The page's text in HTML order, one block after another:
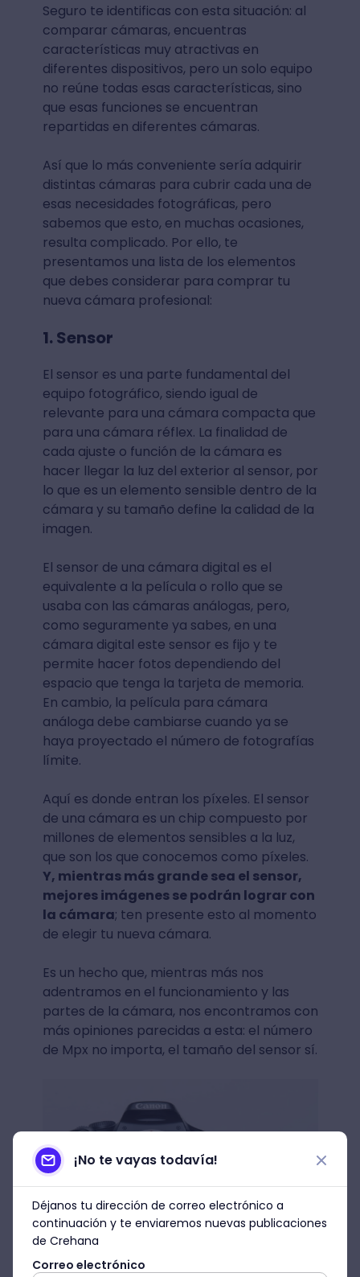
Seguro te identificas con esta situación: al
comparar cámaras, encuentras
características muy atractivas en
diferentes dispositivos, pero un solo equipo
no reúne todas esas características, sino
que esas funciones se encuentran
repartidas en diferentes cámaras.
Así que lo más conveniente sería adquirir
distintas cámaras para cubrir cada una de
esas necesidades fotográficas, pero
sabemos que esto, en muchas ocasiones,
resulta complicado. Por ello, te
presentamos una lista de los elementos
que debes considerar para comprar tu
nueva cámara profesional:
1. Sensor
El sensor es una parte fundamental del
equipo fotográfico, siendo igual de
relevante para una cámara compacta que
para una cámara réflex. La finalidad de
cada ajuste o función de la cámara es
hacer llegar la luz del exterior al sensor, por
lo que es un elemento sensible dentro de la
cámara y su tamaño define la calidad de la
imagen.
El sensor de una cámara digital es el
equivalente a la película o rollo que se
usaba con las cámaras análogas, pero,
como seguramente ya sabes, en una
cámara digital este sensor es fijo y te
permite hacer fotos dependiendo del
espacio que tenga la tarjeta de memoria.
En cambio, la película para cámara
análoga debe cambiarse cuando ya se
haya proyectado el número de fotografías
límite.
Aquí es donde entran los píxeles. El sensor
de una cámara es un chip compuesto por
millones de elementos sensibles a la luz,
que son los que conocemos como píxeles.
Y, mientras más grande sea el sensor,
mejores imágenes se podrán lograr con
la cámara; ten presente esto al momento
de elegir tu nueva cámara.
Es un hecho que, mientras más nos
adentramos en el funcionamiento y las
partes de la cámara, nos encontramos con
más opiniones parecidas a esta: el número
de Mpx no importa, el tamaño del sensor sí.
Fuente: FE
¡No te vayas todavía!
Déjanos tu dirección de correo electrónico a
continuación y te enviaremos nuevas publicaciones
de Crehana
Correo electrónico